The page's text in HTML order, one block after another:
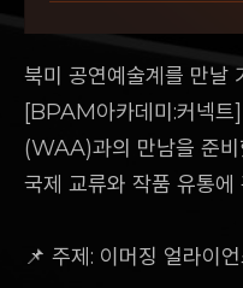
북미 공연예술계를 만날
[BPAM아카데미:커넥트
(WAA)과의 만남을 준비
국제 교류와 작품 유통에
📌 주제: 이머징 얼라